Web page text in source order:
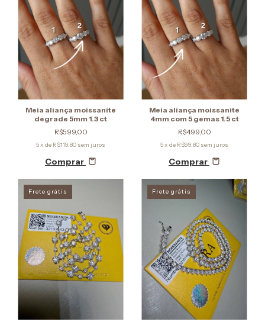
Meia aliança moissanite
degrade 5mm 1.3 ct
R$599,00
5 x de R$119,80 sem juros
Comprar
Meia aliança moissanite
4mm com 5 gemas 1.5 ct
R$499,00
5 x de R$99,80 sem juros
Comprar
Frete grátis Frete grátis